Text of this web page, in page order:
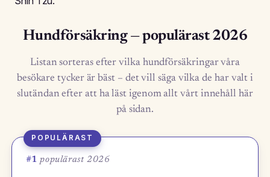
Hundförsäkring — populärast 2026
Listan sorteras efter vilka hundförsäkringar våra
besökare tycker är bäst – det vill säga vilka de har valt i
slutändan efter att ha läst igenom allt vårt innehåll här
på sidan.
POPULÄRAST
#1 populärast 2026